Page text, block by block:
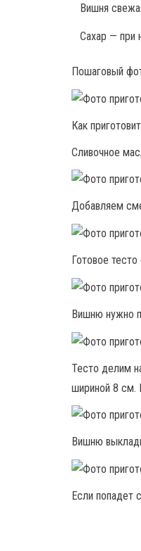
Вишня
Сахар — при
Пошаговый
Как
Сливочное
Добавляем
Готовое
Вишню нужно
Тесто делим
шириной 8 см.
Вишню
Если попадет